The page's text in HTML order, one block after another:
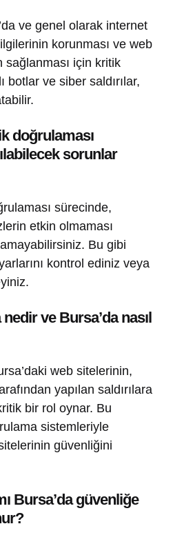
ve genel olarak internet
korunması ve web
için kritik
botlar ve siber saldırılar,
doğrulaması
sorunlar
sürecinde,
etkin olmaması
Bu gibi
kontrol ediniz veya
ve Bursa’da nasıl
web sitelerinin,
yapılan saldırılara
bir rol oynar. Bu
sistemleriyle
güvenliğini
Bursa’da güvenliğe